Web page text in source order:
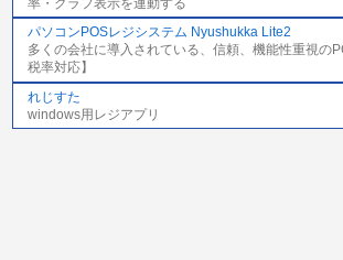
率・グラフ表示を連動する
パソコンPOSレジシステム Nyushukka Lite2
多くの会社に導入されている、信頼、機能性重視の
税率対応】
れじすた
windows用レジアプリ